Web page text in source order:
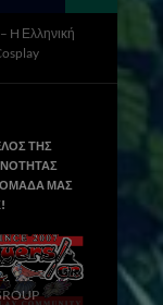
H Ελληνική
ΤΗΣ
ΟΜΑΔΑ ΜΑΣ